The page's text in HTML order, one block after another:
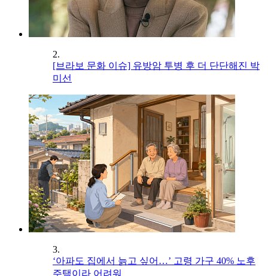
2.
[브라보 문화 이슈] 유방암 투병 후 더 단단해진 박
미선
3.
‘아파도 집에서 늙고 싶어…’ 고령 가구 40% 노후
주택이라 어려워